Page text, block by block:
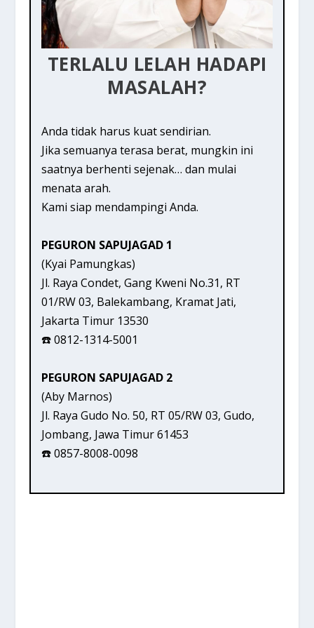
TERLALU LELAH HADAPI
MASALAH?
Anda tidak harus kuat sendirian.
Jika semuanya terasa berat, mungkin ini
saatnya berhenti sejenak… dan mulai
menata arah.
Kami siap mendampingi Anda.
PEGURON SAPUJAGAD 1
(Kyai Pamungkas)
Jl. Raya Condet, Gang Kweni No.31, RT
01/RW 03, Balekambang, Kramat Jati,
Jakarta Timur 13530
☎️ 0812-1314-5001
PEGURON SAPUJAGAD 2
(Aby Marnos)
Jl. Raya Gudo No. 50, RT 05/RW 03, Gudo,
Jombang, Jawa Timur 61453
☎️ 0857-8008-0098